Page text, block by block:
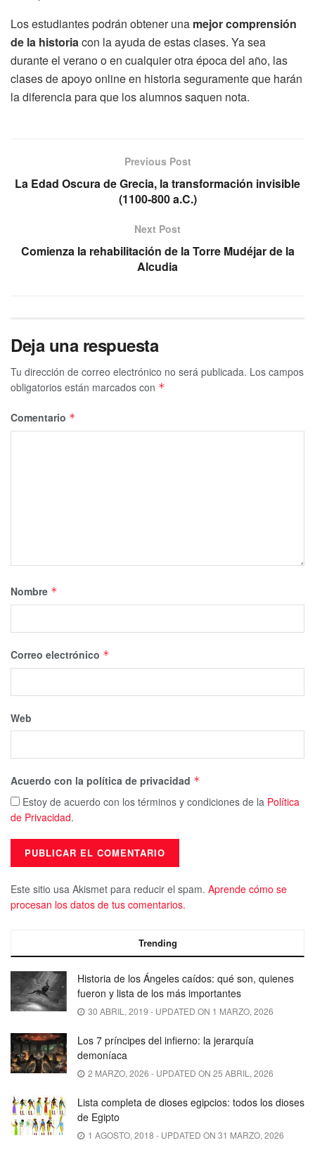
Los estudiantes podrán obtener una mejor comprensión
de la historiacon la ayuda de estas clases. Ya sea
durante el verano o en cualquier otra época del año, las
clases de apoyo online en historia seguramente que harán
la diferencia para que los alumnos saquen nota.
Previous Post
La Edad Oscura de Grecia, la transformación invisible
(1100-800 a.C.)
Next Post
Comienza la rehabilitación de la Torre Mudéjar de la
Alcudia
Deja una respuesta
Tu dirección de correo electrónico no será publicada. Los campos
obligatorios están marcados con *
Comentario *
Nombre *
Correo electrónico *
Web
Acuerdo con la política de privacidad *
Estoy de acuerdo con los términos y condiciones de la Política
de Privacidad.
Este sitio usa Akismet para reducir el spam. Aprende cómo se
procesan los datos de tus comentarios.
Trending
Historia de los Ángeles caídos: qué son, quienes
fueron y lista de los más importantes
30 ABRIL, 2019 - UPDATED ON 1 MARZO, 2026
Los 7 príncipes del infierno: la jerarquía
demoníaca
2 MARZO, 2026 - UPDATED ON 25 ABRIL, 2026
Lista completa de dioses egipcios: todos los dioses
de Egipto
1 AGOSTO, 2018 - UPDATED ON 31 MARZO, 2026